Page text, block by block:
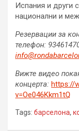
Испания и други
национални и
Резервации за
телефон:
Вижте видео
концерта: https://
v=Oe046Kkm1tQ
Tags: барселона,